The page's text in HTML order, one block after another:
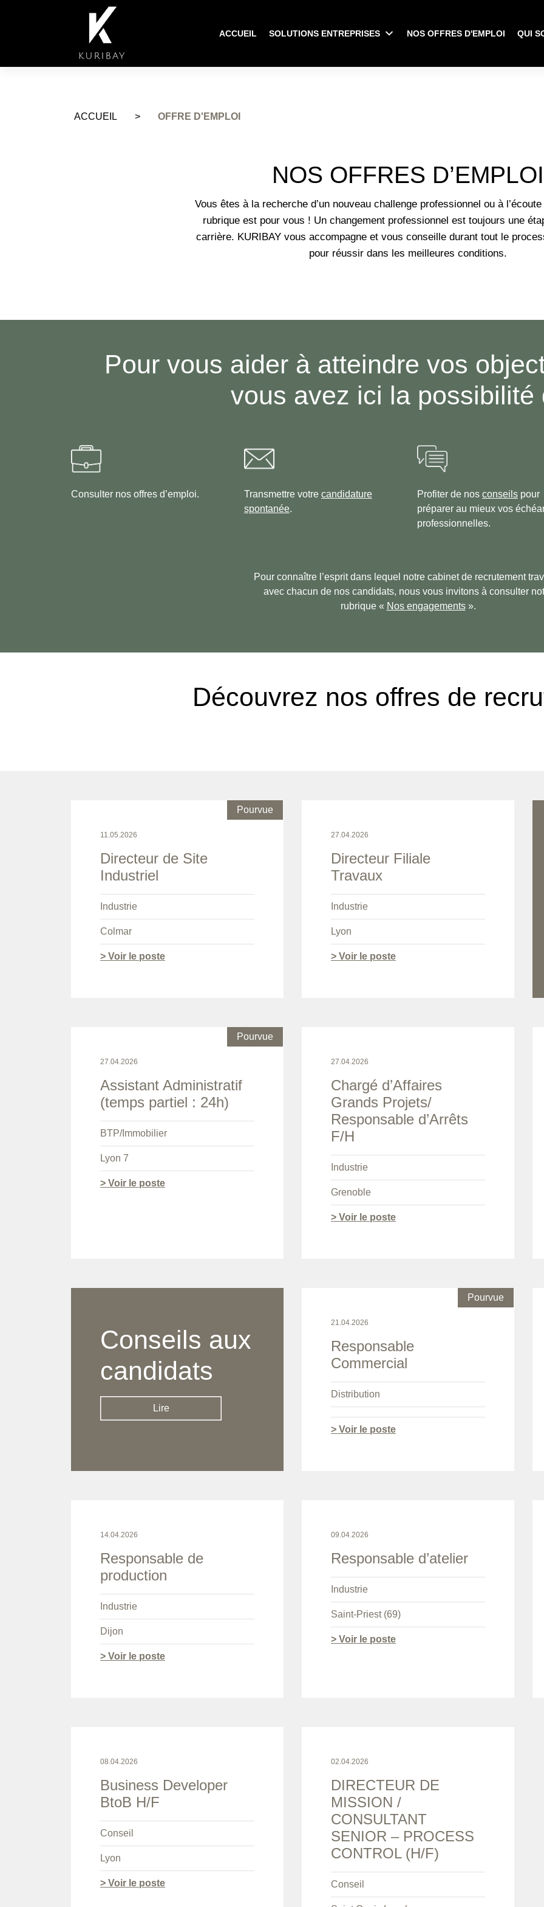
ACCUEIL SOLUTIONS ENTREPRISES NOS OFFRES D'EMPLOI QUI
ACCUEIL > OFFRE D'EMPLOI
NOS OFFRES D’EMPLOI
Vous êtes à la recherche d’un nouveau challenge professionnel ou à
rubrique est pour vous ! Un changement professionnel est toujours une
carrière. KURIBAY vous accompagne et vous conseille durant tout le
pour réussir dans les meilleures conditions.
Pour vous aider à atteindre vos
vous avez ici la possibilité
Consulter nos offres d’emploi. Transmettre votre candidature
spontanée.
Profiter de nos conseils pour
préparer au mieux vos
professionnelles.
Pour connaître l’esprit dans lequel notre cabinet de recrutement
avec chacun de nos candidats, nous vous invitons à consulter
rubrique « Nos engagements».
Découvrez nos offres de
Pourvue
11.05.2026
Directeur de Site
Industriel
Industrie
Colmar
> Voir le poste
27.04.2026
Directeur Filiale
Travaux
Industrie
Lyon
> Voir le poste
Pourvue
27.04.2026
Assistant Administratif
(temps partiel : 24h)
BTP/Immobilier
Lyon 7
> Voir le poste
27.04.2026
Chargé d’Affaires
Grands Projets/
Responsable d’Arrêts
F/H
Industrie
Grenoble
> Voir le poste
Conseils aux
candidats
Lire
Pourvue
21.04.2026
Responsable
Commercial
Distribution
> Voir le poste
14.04.2026
Responsable de
production
Industrie
Dijon
> Voir le poste
09.04.2026
Responsable d’atelier
Industrie
Saint-Priest (69)
> Voir le poste
08.04.2026
Business Developer
BtoB H/F
Conseil
Lyon
> Voir le poste
02.04.2026
DIRECTEUR DE
MISSION /
CONSULTANT
SENIOR – PROCESS
CONTROL (H/F)
Conseil